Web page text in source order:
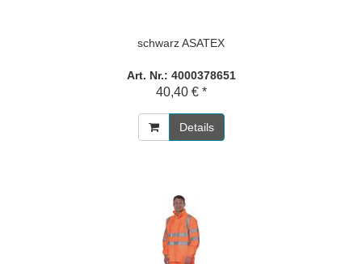
schwarz ASATEX
Art. Nr.: 4000378651
40,40 € *
Details